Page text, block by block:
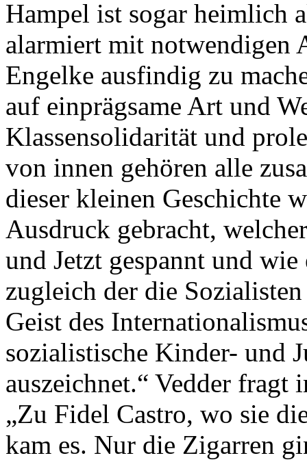
Hampel ist sogar heimlich
alarmiert mit notwendigen
Engelke ausfindig zu
auf einprägsame Art und
Klassensolidarität und
von innen gehören alle
dieser kleinen Geschichte
Ausdruck gebracht,
und Jetzt gespannt und
zugleich der die
Geist des
sozialistische Kinder- und
auszeichnet.“ Vedder fragt
„Zu Fidel Castro, wo sie
kam es. Nur die Zigarren